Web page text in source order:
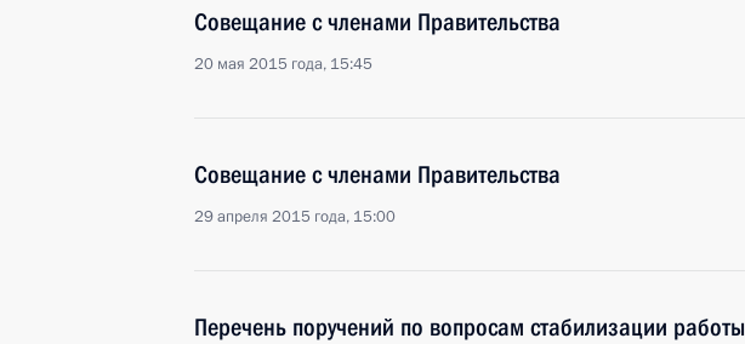
Совещание с членами Правительства
20 мая 2015 года, 15:45
Совещание с членами Правительства
29 апреля 2015 года, 15:00
Перечень поручений по вопросам стабилизации работы